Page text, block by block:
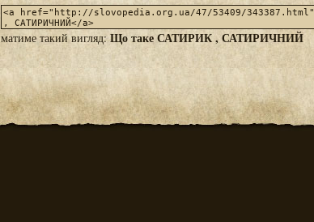
матиме такий вигляд:Що таке САТИРИК , САТИРИЧНИЙ